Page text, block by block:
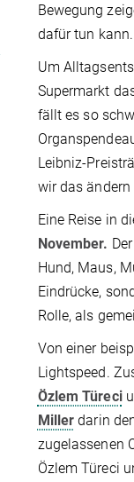
Bewegung
dafür tun kann.
Um
Supermarkt
fällt es so
Leibniz-
wir das ändern
Eine Reise in
November.
Hund, Maus,
Eindrücke,
Rolle, als
Von einer
Lightspeed.
Özlem Türeci
Miller darin
zugelassenen
Özlem Türeci